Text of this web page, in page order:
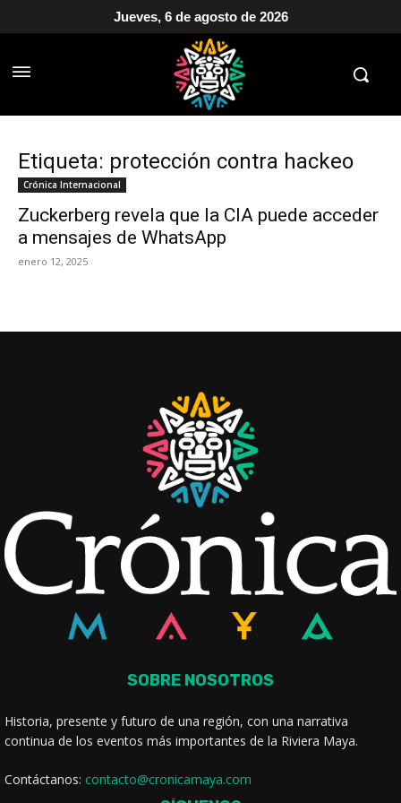
Jueves, 6 de agosto de 2026
Etiqueta: protección contra hackeo
Crónica Internacional
Zuckerberg revela que la CIA puede acceder
a mensajes de WhatsApp
enero 12, 2025
SOBRE NOSOTROS
Historia, presente y futuro de una región, con una narrativa
continua de los eventos más importantes de la Riviera Maya.
Contáctanos: contacto@cronicamaya.com